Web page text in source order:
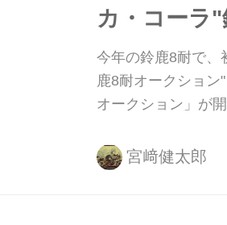
カ・コーラ
今年の鈴鹿8耐で、
鹿8耐オークション
オークション」が
予想価格が公表さ
のクラシックモデ
宮﨑健太郎